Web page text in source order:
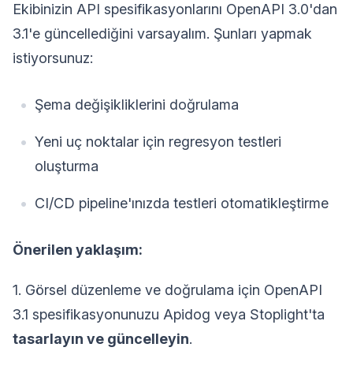
Ekibinizin API spesifikasyonlarını OpenAPI 3.0'dan
3.1'e güncellediğini varsayalım. Şunları yapmak
istiyorsunuz:
Şema değişikliklerini doğrulama
Yeni uç noktalar için regresyon testleri
oluşturma
CI/CD pipeline'ınızda testleri otomatikleştirme
Önerilen yaklaşım:
1. Görsel düzenleme ve doğrulama için OpenAPI
3.1 spesifikasyonunuzu Apidog veya Stoplight'ta
tasarlayın ve güncelleyin.